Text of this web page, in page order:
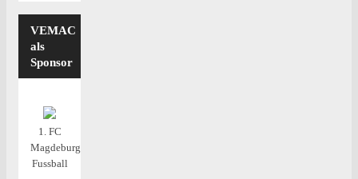
VEMAC
als
Sponsor
1. FC
Magdeburg
Fussball